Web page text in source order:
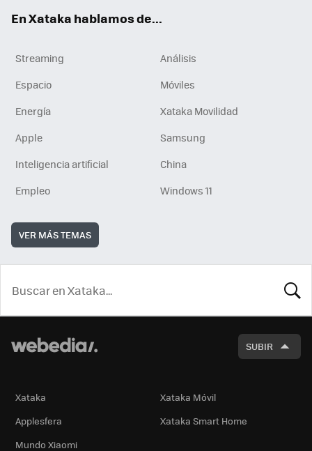
En Xataka hablamos de...
Streaming
Análisis
Espacio
Móviles
Energía
Xataka Movilidad
Apple
Samsung
Inteligencia artificial
China
Empleo
Windows 11
VER MÁS TEMAS
SUBIR
Xataka
Xataka Móvil
Applesfera
Xataka Smart Home
Mundo Xiaomi